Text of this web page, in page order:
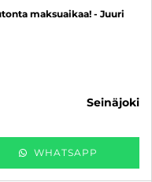
maksuaikaa! - Juuri
seinäjoki
WHATSAPP